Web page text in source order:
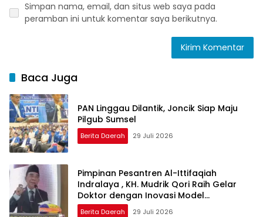
Simpan nama, email, dan situs web saya pada
peramban ini untuk komentar saya berikutnya.
Baca Juga
PAN Linggau Dilantik, Joncik Siap Maju
Pilgub Sumsel
Berita Daerah 29 Juli 2026
Pimpinan Pesantren Al-Ittifaqiah
Indralaya , KH. Mudrik Qori Raih Gelar
Doktor dengan Inovasi Model
Pembelajaran Nagham Al-Qur’an di UMM
Berita Daerah 29 Juli 2026